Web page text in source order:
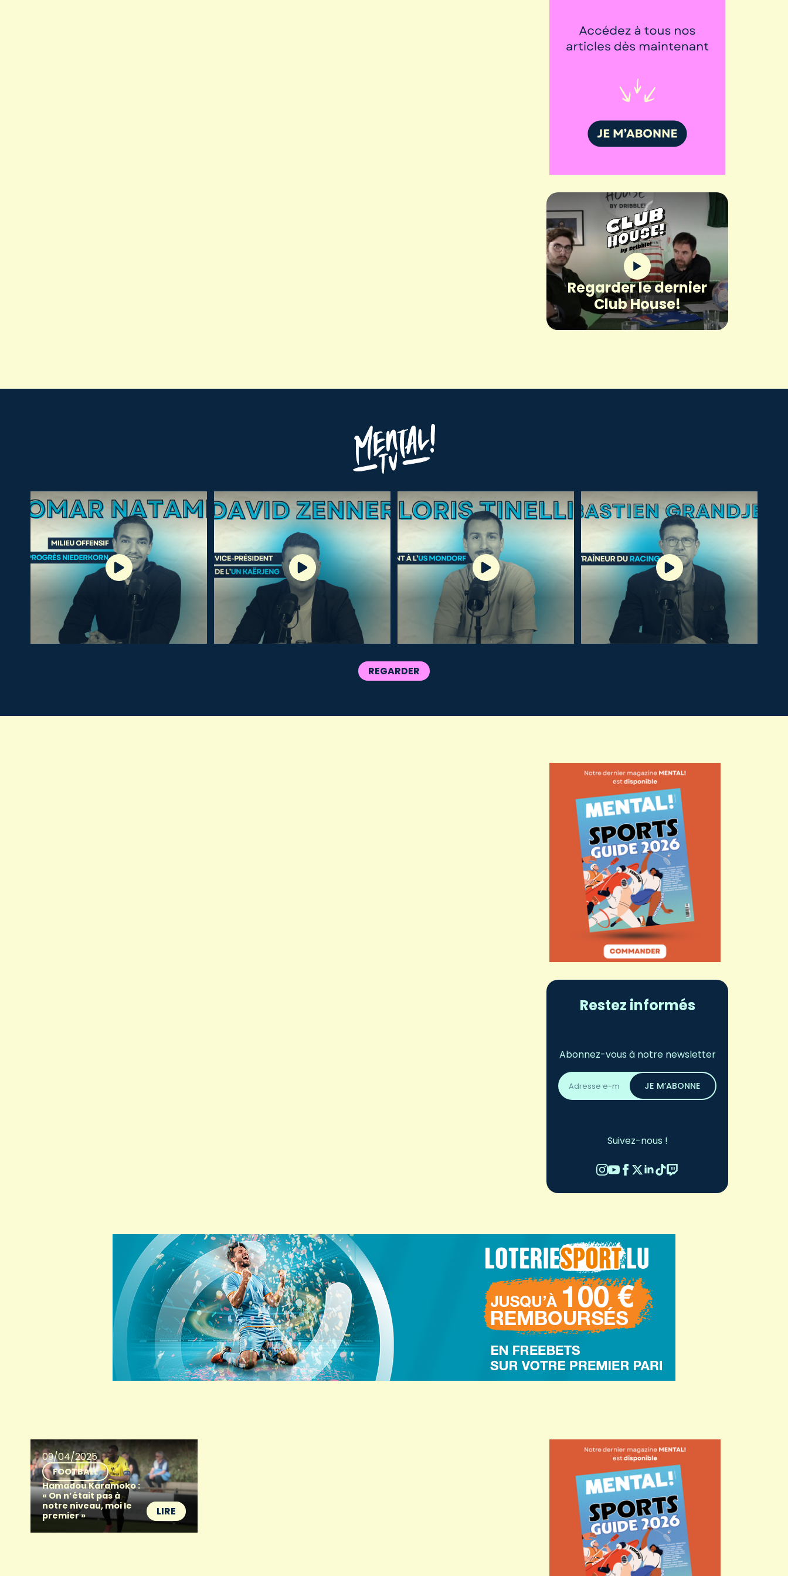
Regarder le dernier
Club House!
REGARDER
Restez informés
Abonnez-vous à notre newsletter
Adresse
email
*
JE M’ABONNE
Suivez-nous !
09/04/2025
FOOTBALL
Hamadou Karamoko :
« On n’était pas à
notre niveau, moi le
premier »
LIRE